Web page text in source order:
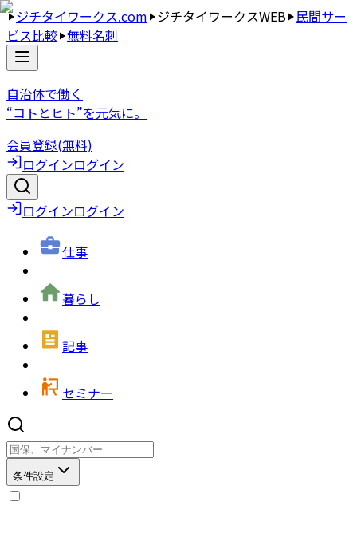
ジチタイワークス.com ジチタイワークスWEB 民間サー
ビス比較 無料名刺
自治体で働く
“コトとヒト”を元気に。
会員登録(無料)
ログインログイン
ログインログイン
仕事
暮らし
記事
セミナー
条件設定